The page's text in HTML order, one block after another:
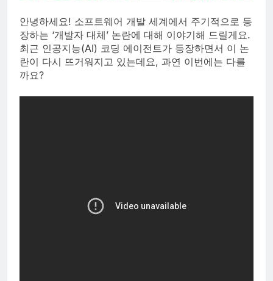
안녕하세요! 소프트웨어 개발 세계에서 주기적으로 등
장하는 ‘개발자 대체’ 논란에 대해 이야기해 드릴게요.
최근 인공지능(AI) 코딩 에이전트가 등장하면서 이 논
란이 다시 뜨거워지고 있는데요, 과연 이번에는 다를
까요?